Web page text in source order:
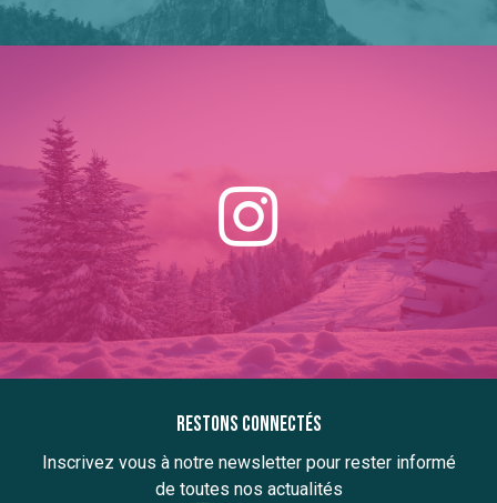
Restons connectés
Inscrivez vous à notre newsletter pour rester informé
de toutes nos actualités